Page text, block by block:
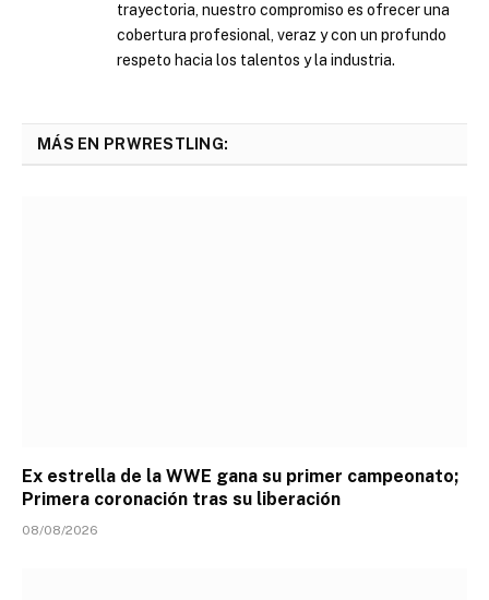
trayectoria, nuestro compromiso es ofrecer una
cobertura profesional, veraz y con un profundo
respeto hacia los talentos y la industria.
MÁS EN PRWRESTLING:
Ex estrella de la WWE gana su primer campeonato;
Primera coronación tras su liberación
08/08/2026